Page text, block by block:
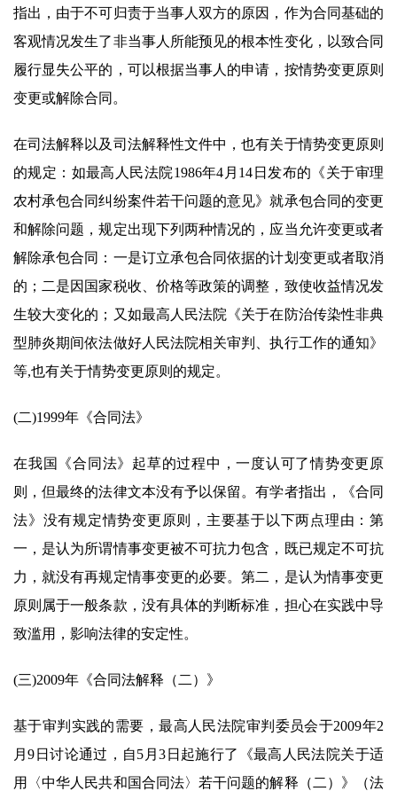
指出，由于不可归责于当事人双方的原因，作为合同基础的
客观情况发生了非当事人所能预见的根本性变化，以致合同
履行显失公平的，可以根据当事人的申请，按情势变更原则
变更或解除合同。
在司法解释以及司法解释性文件中，也有关于情势变更原则
的规定：如最高人民法院1986年4月14日发布的《关于审理
农村承包合同纠纷案件若干问题的意见》就承包合同的变更
和解除问题，规定出现下列两种情况的，应当允许变更或者
解除承包合同：一是订立承包合同依据的计划变更或者取消
的；二是因国家税收、价格等政策的调整，致使收益情况发
生较大变化的；又如最高人民法院《关于在防治传染性非典
型肺炎期间依法做好人民法院相关审判、执行工作的通知》
等,也有关于情势变更原则的规定。
(二)1999年《合同法》
在我国《合同法》起草的过程中，一度认可了情势变更原
则，但最终的法律文本没有予以保留。有学者指出，《合同
法》没有规定情势变更原则，主要基于以下两点理由：第
一，是认为所谓情事变更被不可抗力包含，既已规定不可抗
力，就没有再规定情事变更的必要。第二，是认为情事变更
原则属于一般条款，没有具体的判断标准，担心在实践中导
致滥用，影响法律的安定性。
(三)2009年《合同法解释（二）》
基于审判实践的需要，最高人民法院审判委员会于2009年2
月9日讨论通过，自5月3日起施行了《最高人民法院关于适
用〈中华人民共和国合同法〉若干问题的解释（二）》（法